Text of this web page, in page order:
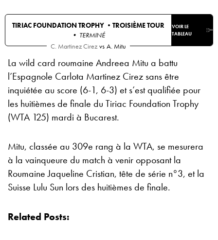
TIRIAC FOUNDATION TROPHY • TROISIÈME TOUR
• TERMINÉ
VOIR LE
TABLEAU
C. Martinez Cirez vs A. Mitu
La wild card roumaine Andreea Mitu a battu
l’Espagnole Carlota Martinez Cirez sans être
inquiétée au score (6-1, 6-3) et s’est qualifiée pour
les huitièmes de finale du Tiriac Foundation Trophy
(WTA 125) mardi à Bucarest.
Mitu, classée au 309e rang à la WTA, se mesurera
à la vainqueure du match à venir opposant la
Roumaine Jaqueline Cristian, tête de série n°3, et la
Suisse Lulu Sun lors des huitièmes de finale.
Related Posts: